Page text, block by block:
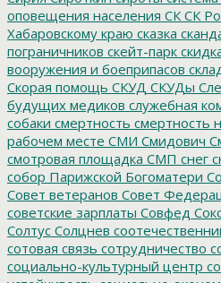
оповещения населения СК СК
Хабаровскому краю сказка
пограничников скейт-парк
вооружения и боеприпасов
Скорая помощь СКУД СКУДы
будущих медиков служебная
собаки смертность смертность
рабочем месте СМИ Смидович
смотровая площадка СМП снег
собор Парижской Богоматери
Совет ветеранов Совет
советские зарплаты Совфед
Солтус Солцнев
сотовая связь сотрудничество
социально-культурный центр